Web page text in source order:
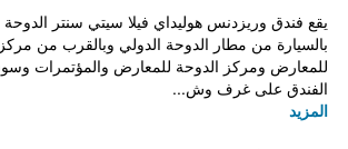
بالسيارة من مطار الدوحة الدولي وبالقرب من
للمعارض ومركز الدوحة للمعارض والمؤتمرات
الفندق على غرف وش...
المزيد